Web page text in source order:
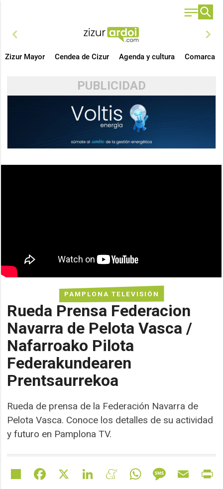
chevron_left chevron_right
Zizur Mayor Cendea de Cizur Agenda y cultura Comarca
PUBLICIDAD
PAMPLONA TELEVISIÓN
Rueda Prensa Federacion
Navarra de Pelota Vasca /
Nafarroako Pilota
Federakundearen
Prentsaurrekoa
Rueda de prensa de la Federación Navarra de
Pelota Vasca. Conoce los detalles de su actividad
y futuro en Pamplona TV.
Share Facebook LinkedIn MeneameWhatsAppMessageEmail